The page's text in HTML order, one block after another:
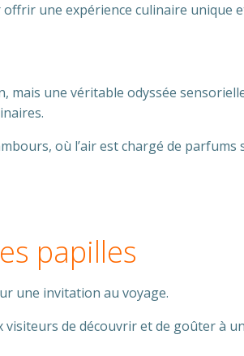
une expérience culinaire unique
une véritable odyssée
où l’air est chargé de parfums
papilles
une invitation au voyage.
visiteurs de découvrir et de goûter à